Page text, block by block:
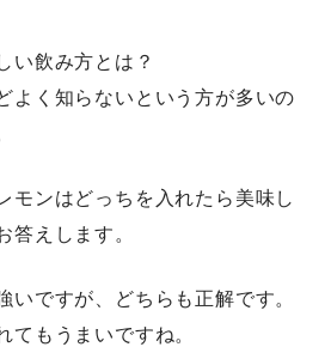
い飲み方とは？
よく知らないという方が多いの
モンはどっちを入れたら美味し
答えします。
いですが、どちらも正解です。
てもうまいですね。